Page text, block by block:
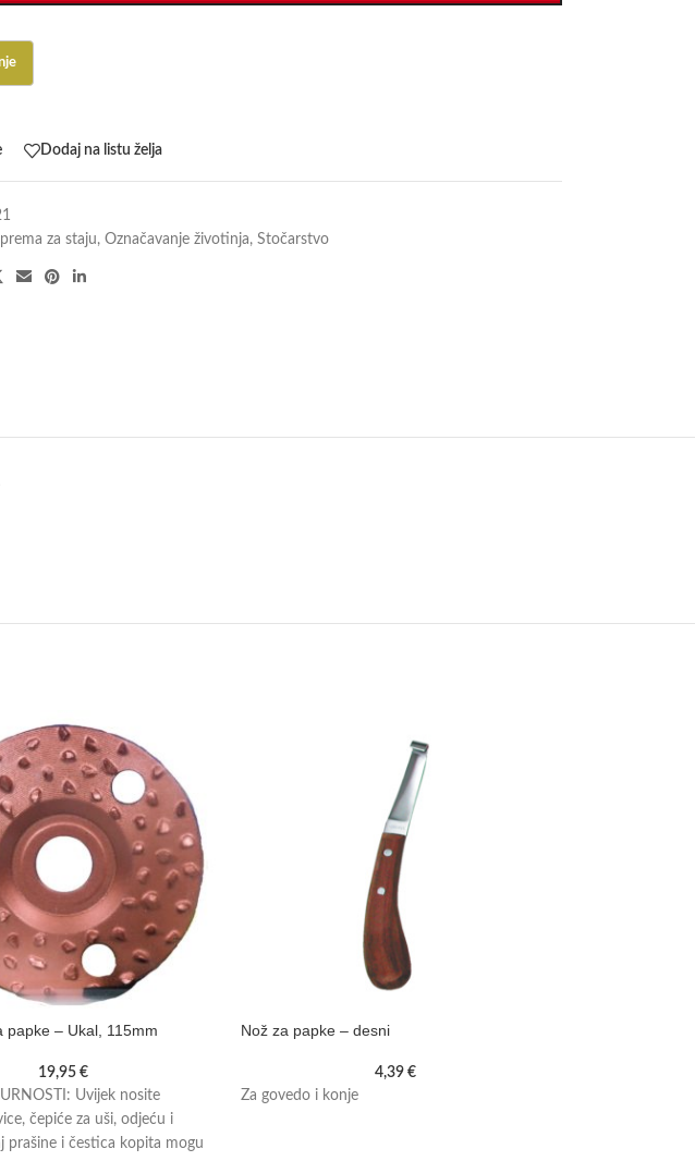
Dodaj na listu želja
za staju, Označavanje životinja, Stočarstvo
papke – Ukal, 115mm
19,95 €
Uvijek nosite
čepiće za uši, odjeću i
prašine i čestica kopita mogu
Nož za papke – desni
4,39€
Za govedo i konje